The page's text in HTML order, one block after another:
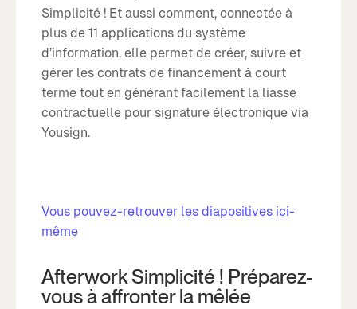
Simplicité ! Et aussi comment, connectée à
plus de 11 applications du système
d’information, elle permet de créer, suivre et
gérer les contrats de financement à court
terme tout en générant facilement la liasse
contractuelle pour signature électronique via
Yousign.
Vous pouvez-retrouver les diapositives ici-
même
Afterwork Simplicité ! Préparez-
vous à affronter la mêlée